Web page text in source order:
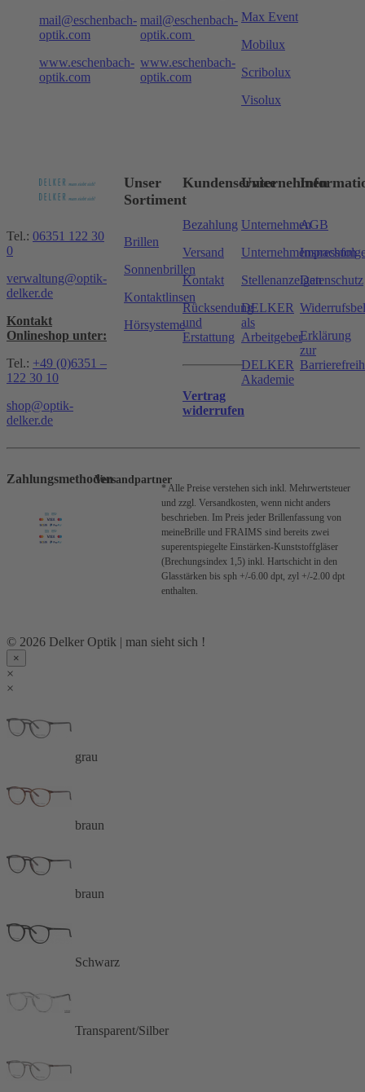
mail@eschenbach-
optik.com
www.eschenbach-
optik.com
mail@eschenbach-
optik.com
www.eschenbach-
optik.com
Max Event
Mobilux
Scribolux
Visolux
Tel.: 06351 122 30
0
verwaltung@optik-
delker.de
Kontakt
Onlineshop unter:
Tel.: +49 (0)6351 –
122 30 10
shop@optik-
delker.de
Unser
Sortiment
Brillen
Sonnenbrillen
Kontaktlinsen
Hörsysteme
Kundenservice
Bezahlung
Versand
Kontakt
Rücksendung
und
Erstattung
Vertrag
widerrufen
Unternehmen
Unternehmen
Stellenanzeigen
DELKER
als
Arbeitgeber
DELKER
Akademie
AGB
Impressum
Datenschutz
Erklärung
zur
ZahlungsmethodenVersandpartner
* Alle Preise verstehen sich inkl. Mehrwertsteuer
und zzgl. Versandkosten, wenn nicht anders
beschrieben. Im Preis jeder Brillenfassung von
meineBrille und FRAIMS sind bereits zwei
superentspiegelte Einstärken-Kunststoffgläser
(Brechungsindex 1,5) inkl. Hartschicht in den
Glasstärken bis sph +/-6.00 dpt, zyl +/-2.00 dpt
enthalten.
© 2026 Delker Optik | man sieht sich !
×
×
×
grau
braun
braun
Schwarz
Transparent/Silber